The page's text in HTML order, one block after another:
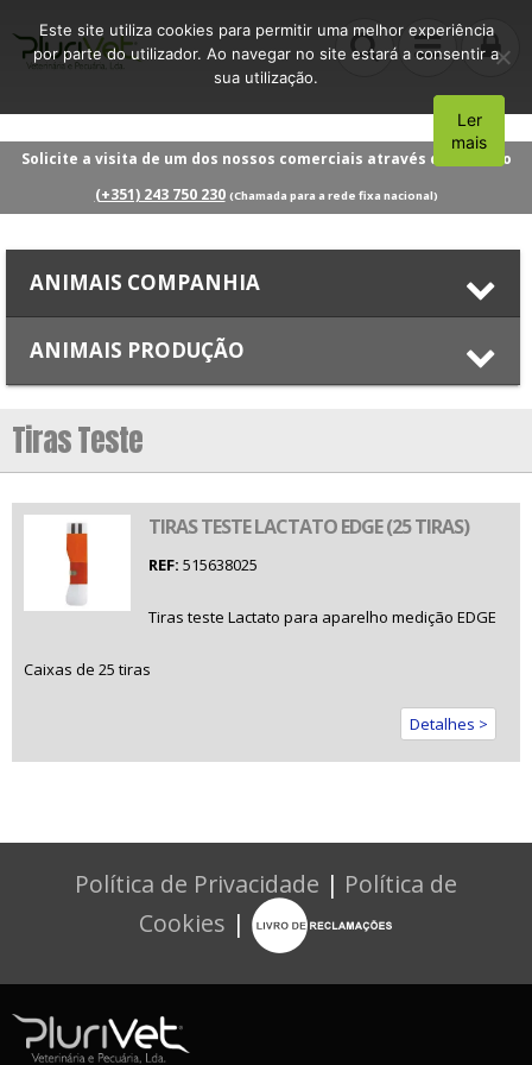
Solicite a visita de um dos nossos comerciais através do número
(+351) 243 750 230 (Chamada para a rede fixa nacional)
ANIMAIS COMPANHIA
ANIMAIS PRODUÇÃO
Tiras Teste
TIRAS TESTE LACTATO EDGE (25 TIRAS)
REF: 515638025
Tiras teste Lactato para aparelho medição EDGE
Caixas de 25 tiras
Detalhes >
Política de Privacidade | Política de
Cookies |
Este site utiliza cookies para permitir uma melhor experiência
por parte do utilizador. Ao navegar no site estará a consentir a
sua utilização.
Aceito
Ler
mais